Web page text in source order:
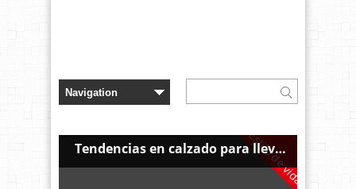
Estilo de vida
Tendencias en calzado para llevar esta primavera…
Moda
Zapatos estilosos para toda la familia…